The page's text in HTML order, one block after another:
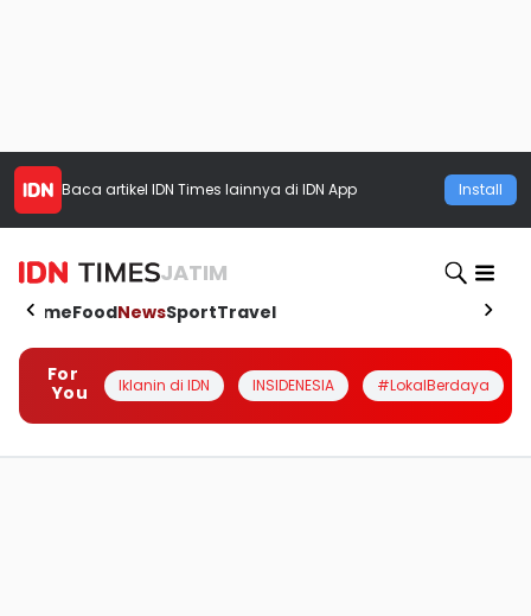
Baca artikel IDN Times lainnya di IDN App Install
JATIM
HomeFoodNewsSportTravel
For
You
Iklanin di IDN INSIDENESIA #LokalBerdaya